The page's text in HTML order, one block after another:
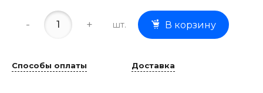
- + шт. В корзину
Способы оплаты Доставка